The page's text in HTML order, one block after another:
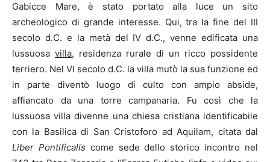
Gabicce Mare, è stato portato alla luce un sito
archeologico di grande interesse. Qui, tra la fine del III
secolo d.C. e la metà del IV d.C., venne edificata una
lussuosa villa, residenza rurale di un ricco possidente
terriero. Nel VI secolo d.C. la villa mutò la sua funzione ed
in parte diventò luogo di culto con ampio abside,
affiancato da una torre campanaria. Fu così che la
lussuosa villa divenne una chiesa cristiana identificabile
con la Basilica di San Cristoforo ad Aquilam, citata dal
Liber Pontificalis come sede dello storico incontro nel